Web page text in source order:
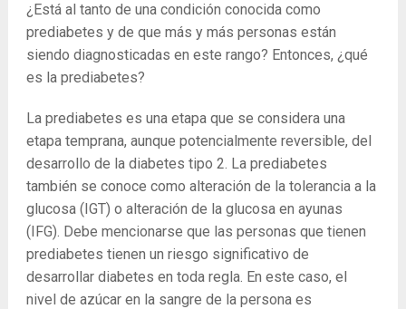
¿Está al tanto de una condición conocida como
prediabetes y de que más y más personas están
siendo diagnosticadas en este rango? Entonces, ¿qué
es la prediabetes?
La prediabetes es una etapa que se considera una
etapa temprana, aunque potencialmente reversible, del
desarrollo de la diabetes tipo 2. La prediabetes
también se conoce como alteración de la tolerancia a la
glucosa (IGT) o alteración de la glucosa en ayunas
(IFG). Debe mencionarse que las personas que tienen
prediabetes tienen un riesgo significativo de
desarrollar diabetes en toda regla. En este caso, el
nivel de azúcar en la sangre de la persona es